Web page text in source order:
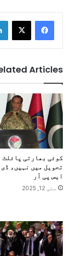
Articles
کوئی بھارتی پائلٹ
تحویل میں نہیں،
ایس پی آر
مئی 12, 2025